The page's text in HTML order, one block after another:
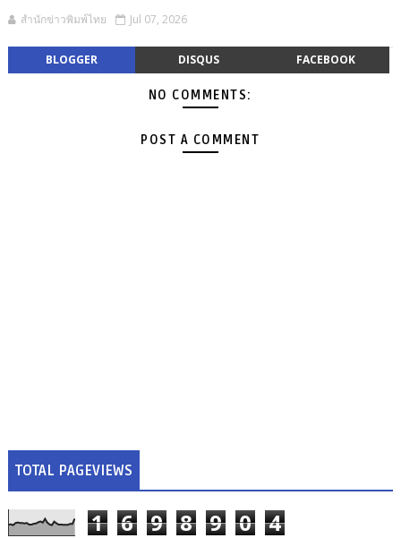
สำนักข่าวพิมพ์ไทย Jul 07, 2026
BLOGGER DISQUS FACEBOOK
NO COMMENTS:
POST A COMMENT
TOTAL PAGEVIEWS
1 6 9 8 9 0 4